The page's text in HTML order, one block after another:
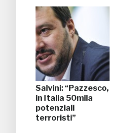
Salvini: “Pazzesco,
in Italia 50mila
potenziali
terroristi”